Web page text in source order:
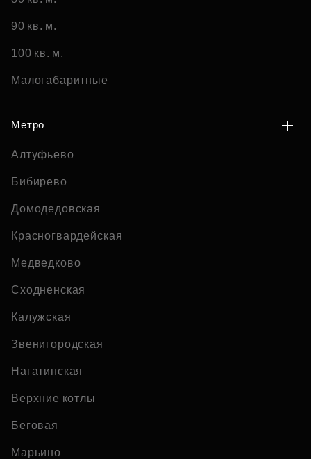
90 кв. м.
100 кв. м.
Малогабаритные
Метро
Алтуфьево
Бибирево
Домодедовская
Красногвардейская
Медведково
Сходненская
Калужская
Звенигородская
Нагатинская
Верхние котлы
Беговая
Марьино